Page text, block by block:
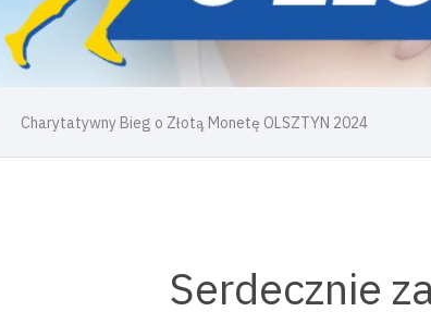
Charytatywny Bieg o Złotą Monetę OLSZTYN 2024
Serdecznie